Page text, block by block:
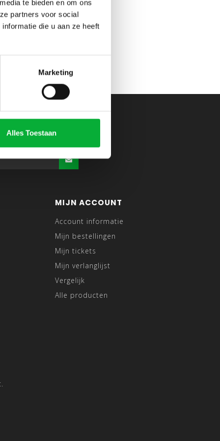
te bieden en om ons
partners voor social
die u aan ze heeft
Marketing
Alles Toestaan
MIJN ACCOUNT
Account informatie
Mijn bestellingen
Mijn tickets
Mijn verlanglijst
Vergelijk
Alle producten